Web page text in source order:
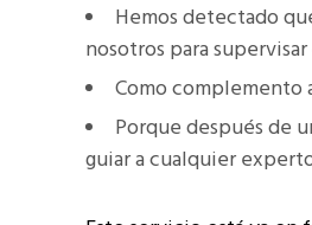
Hemos detectado
nosotros para
Como complemento
Porque después de
guiar a cualquier